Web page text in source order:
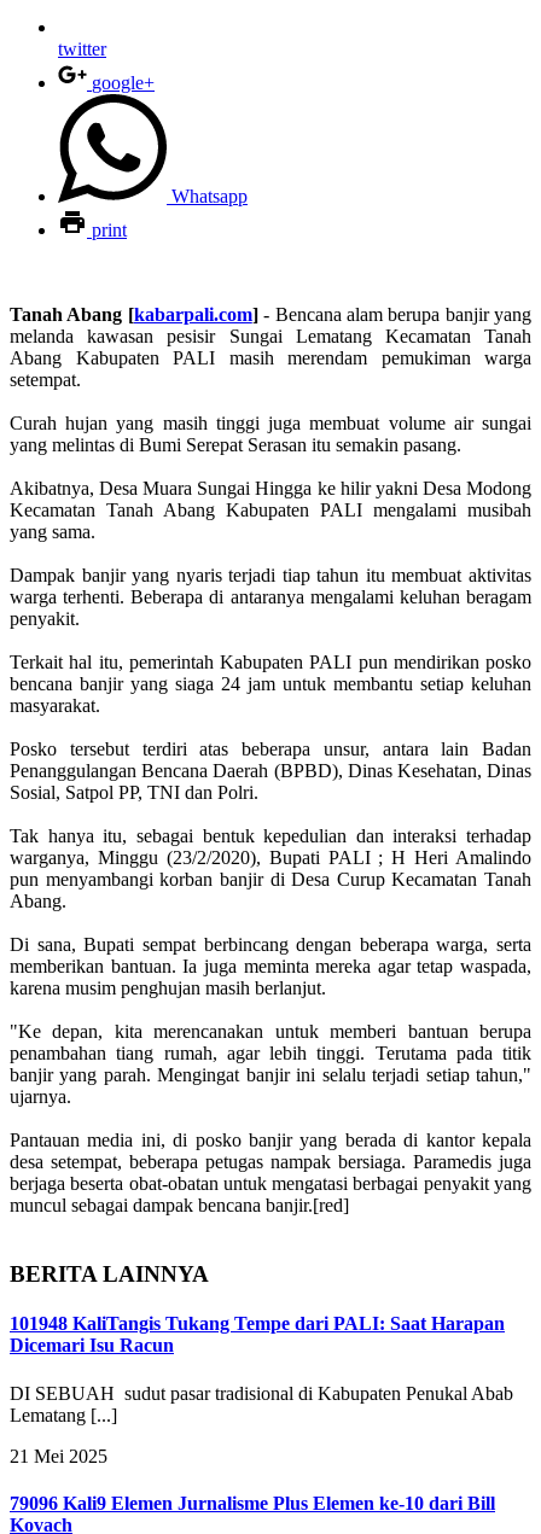
twitter
google+
Whatsapp
print
Tanah Abang [kabarpali.com]- Bencana alam berupa banjir yang
melanda kawasan pesisir Sungai Lematang Kecamatan Tanah
Abang Kabupaten PALI masih merendam pemukiman warga
setempat.
Curah hujan yang masih tinggi juga membuat volume air sungai
yang melintas di Bumi Serepat Serasan itu semakin pasang.
Akibatnya, Desa Muara Sungai Hingga ke hilir yakni Desa Modong
Kecamatan Tanah Abang Kabupaten PALI mengalami musibah
yang sama.
Dampak banjir yang nyaris terjadi tiap tahun itu membuat aktivitas
warga terhenti. Beberapa di antaranya mengalami keluhan beragam
penyakit.
Terkait hal itu, pemerintah Kabupaten PALI pun mendirikan posko
bencana banjir yang siaga 24 jam untuk membantu setiap keluhan
masyarakat.
Posko tersebut terdiri atas beberapa unsur, antara lain Badan
Penanggulangan Bencana Daerah (BPBD), Dinas Kesehatan, Dinas
Sosial, Satpol PP, TNI dan Polri.
Tak hanya itu, sebagai bentuk kepedulian dan interaksi terhadap
warganya, Minggu (23/2/2020), Bupati PALI ; H Heri Amalindo
pun menyambangi korban banjir di Desa Curup Kecamatan Tanah
Abang.
Di sana, Bupati sempat berbincang dengan beberapa warga, serta
memberikan bantuan. Ia juga meminta mereka agar tetap waspada,
karena musim penghujan masih berlanjut.
"Ke depan, kita merencanakan untuk memberi bantuan berupa
penambahan tiang rumah, agar lebih tinggi. Terutama pada titik
banjir yang parah. Mengingat banjir ini selalu terjadi setiap tahun,"
ujarnya.
Pantauan media ini, di posko banjir yang berada di kantor kepala
desa setempat, beberapa petugas nampak bersiaga. Paramedis juga
berjaga beserta obat-obatan untuk mengatasi berbagai penyakit yang
muncul sebagai dampak bencana banjir.[red]
BERITA LAINNYA
101948 KaliTangis Tukang Tempe dari PALI: Saat Harapan
Dicemari Isu Racun
DI SEBUAH sudut pasar tradisional di Kabupaten Penukal Abab
Lematang [...]
21 Mei 2025
79096 Kali9 Elemen Jurnalisme Plus Elemen ke-10 dari Bill
Kovach